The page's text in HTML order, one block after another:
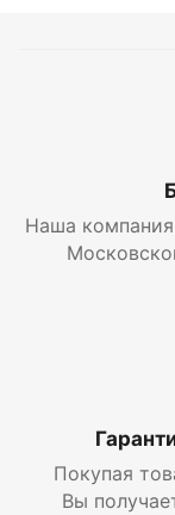
Наша
Покупая
Вы